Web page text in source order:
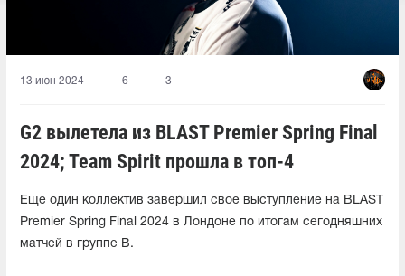
13 июн 2024 6 3
G2 вылетела из BLAST Premier Spring Final
2024; Team Spirit прошла в топ-4
Еще один коллектив завершил свое выступление на BLAST
Premier Spring Final 2024 в Лондоне по итогам сегодняшних
матчей в группе B.